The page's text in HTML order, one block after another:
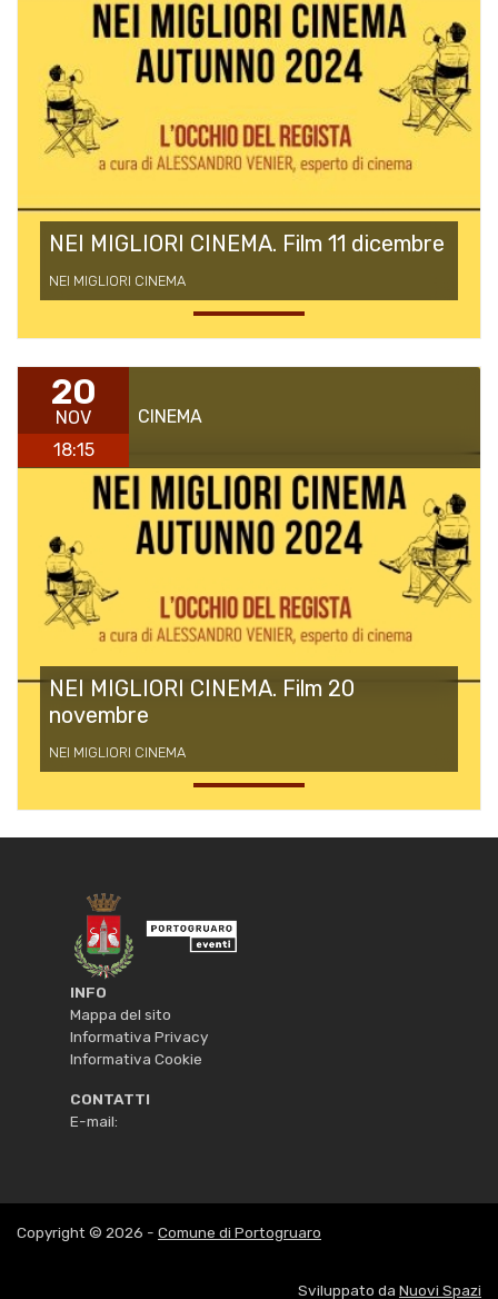
NEI MIGLIORI CINEMA. Film 11 dicembre
NEI MIGLIORI CINEMA
20
NOV
18:15
CINEMA
NEI MIGLIORI CINEMA. Film 20
novembre
NEI MIGLIORI CINEMA
INFO
Mappa del sito
Informativa Privacy
Informativa Cookie
CONTATTI
E-mail:
Copyright © 2026 - Comune di Portogruaro
Sviluppato da Nuovi Spazi